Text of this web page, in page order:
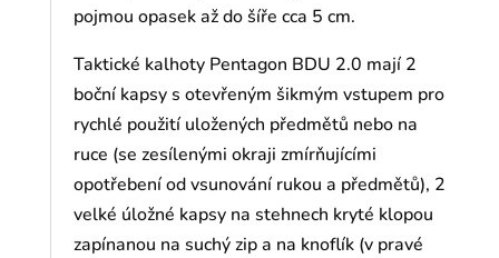
pojmou opasek až do šíře cca 5 cm.
Taktické kalhoty Pentagon BDU 2.0 mají 2
boční kapsy s otevřeným šikmým vstupem pro
rychlé použití uložených předmětů nebo na
ruce (se zesílenými okraji zmírňujícími
opotřebení od vsunování rukou a předmětů), 2
velké úložné kapsy na stehnech kryté klopou
zapínanou na suchý zip a na knoflík (v pravé